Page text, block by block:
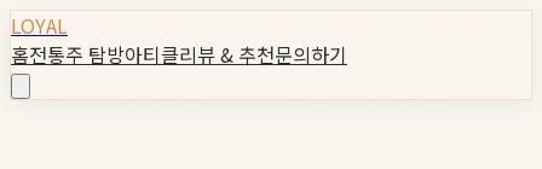
LOYAL
홈전통주 탐방아티클리뷰 & 추천문의하기